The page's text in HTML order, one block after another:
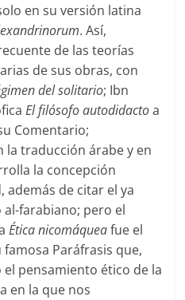
en su versión latina
. Así,
de las teorías
de sus obras, con
del solitario; Ibn
El filósofo autodidactoa
Comentario;
la traducción árabe y en
la concepción
además de citar el ya
farabiano; pero el
Ética nicomáqueafue el
Paráfrasis que,
pensamiento ético de la
en la que nos